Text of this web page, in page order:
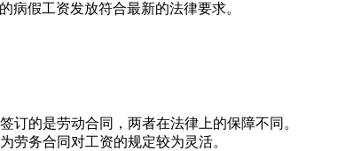
病假工资发放符合最新的法律要求。
订的是劳动合同，两者在法律上的保障不同。
劳务合同对工资的规定较为灵活。